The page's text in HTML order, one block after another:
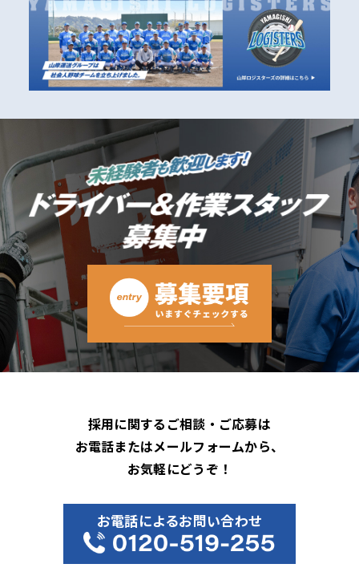
採用に関するご相談・ご応募は
お電話またはメールフォームから、
お気軽にどうぞ！
お電話によるお問い合わせ